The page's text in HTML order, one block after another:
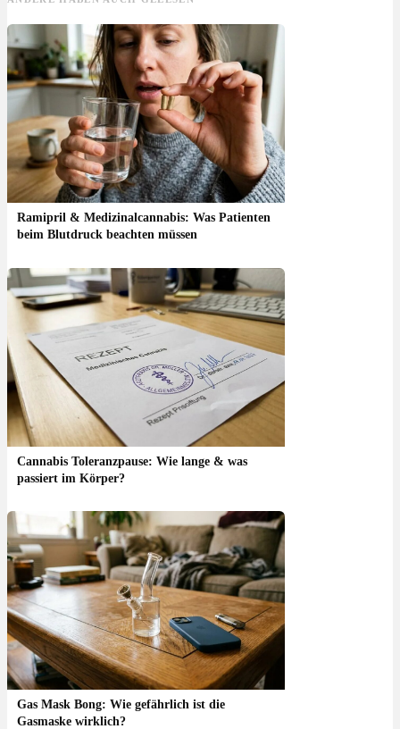
Ramipril & Medizinalcannabis: Was Patienten
beim Blutdruck beachten müssen
Cannabis Toleranzpause: Wie lange & was
passiert im Körper?
Gas Mask Bong: Wie gefährlich ist die
Gasmaske wirklich?